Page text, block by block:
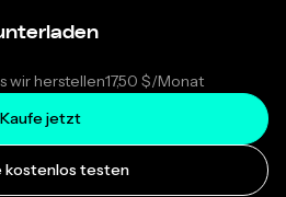
wir herstellen17,50 $/Monat
Kaufe jetzt
kostenlos testen